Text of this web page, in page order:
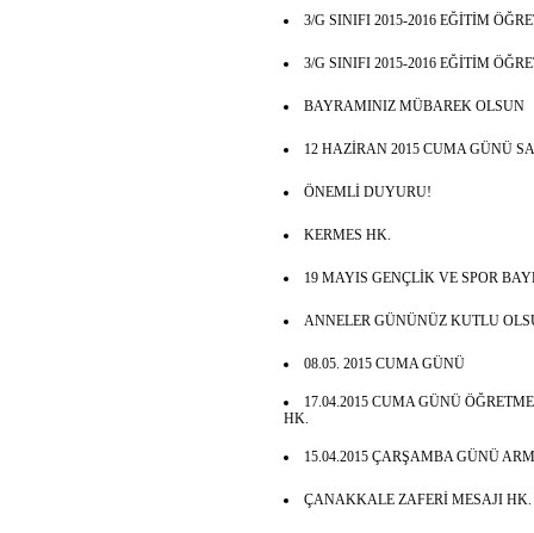
3/G SINIFI 2015-2016 EĞİTİM
3/G SINIFI 2015-2016 EĞİTİM
BAYRAMINIZ MÜBAREK OLSUN
12 HAZİRAN 2015 CUMA GÜNÜ
ÖNEMLİ DUYURU!
KERMES HK.
19 MAYIS GENÇLİK VE SPOR
ANNELER GÜNÜNÜZ KUTLU
08.05. 2015 CUMA GÜNÜ
17.04.2015 CUMA GÜNÜ
HK.
15.04.2015 ÇARŞAMBA GÜNÜ
ÇANAKKALE ZAFERİ MESAJI HK.